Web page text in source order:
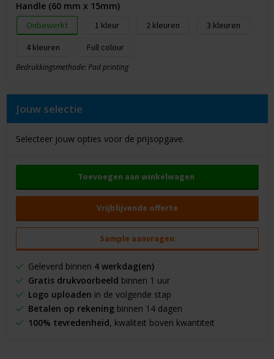
Handle (60 mm x 15mm)
Onbewerkt 1 2
3
4
Full colour
Bedrukkingsmethode: Pad printing
Jouw selectie
Selecteer jouw opties voor de prijsopgave.
Toevoegen aan winkelwagen
Vrijblijvende offerte
Sample aanvragen
Geleverd binnen 4 werkdag(en)
Gratis drukvoorbeeld binnen 1 uur
Logo uploaden in de volgende stap
Betalen op rekeningbinnen 14 dagen
100% tevredenheid, kwaliteit boven kwantiteit